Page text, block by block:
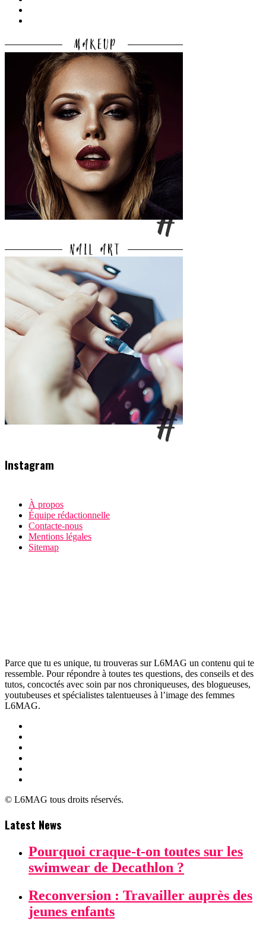
Instagram
À propos
Équipe rédactionnelle
Contacte-nous
Mentions légales
Sitemap
Parce que tu es unique, tu trouveras sur L6MAG un contenu qui te
ressemble. Pour répondre à toutes tes questions, des conseils et des
tutos, concoctés avec soin par nos chroniqueuses, des blogueuses,
youtubeuses et spécialistes talentueuses à l’image des femmes
L6MAG.
© L6MAG tous droits réservés.
Latest News
Pourquoi craque-t-on toutes sur les
swimwear de Decathlon ?
Reconversion : Travailler auprès des
jeunes enfants